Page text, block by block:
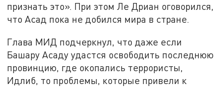
признать это». При этом Ле Дриан оговорился,
что Асад пока не добился мира в стране.
Глава МИД подчеркнул, что даже если
Башару Асаду удастся освободить последнюю
провинцию, где окопались террористы,
Идлиб, то проблемы, которые привели к